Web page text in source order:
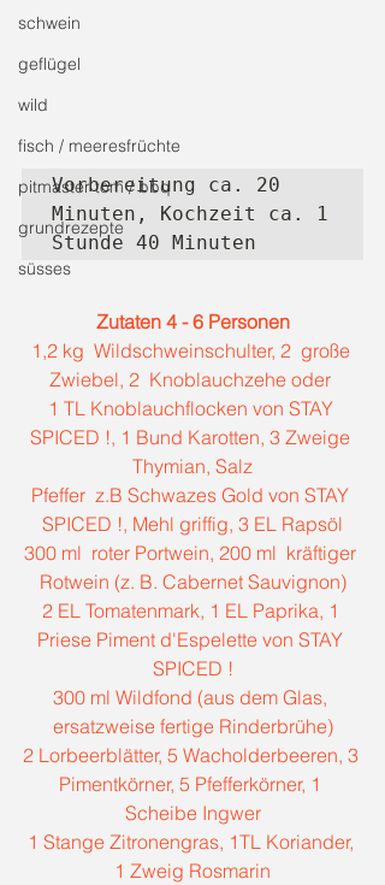
schwein
geflügel
wild
fisch / meeresfrüchte
pitmaster tom / bbq
grundrezepte
süsses
Vorbereitung ca. 20
Minuten, Kochzeit ca. 1
Stunde 40 Minuten
Zutaten 4 - 6 Personen
1,2 kg  Wildschweinschulter, 2  große
Zwiebel, 2  Knoblauchzehe oder
1 TL Knoblauchflocken von STAY
SPICED !, 1 Bund Karotten, 3 Zweige
Thymian, Salz
Pfeffer  z.B Schwazes Gold von STAY
SPICED !, Mehl griffig, 3 EL Rapsöl
300 ml  roter Portwein, 200 ml  kräftiger
Rotwein (z. B. Cabernet Sauvignon)
2 EL Tomatenmark, 1 EL Paprika, 1
Priese Piment d'Espelette von STAY
SPICED !
300 ml Wildfond (aus dem Glas,
ersatzweise fertige Rinderbrühe)
2 Lorbeerblätter, 5 Wacholderbeeren, 3
Pimentkörner, 5 Pfefferkörner, 1
Scheibe Ingwer
1 Stange Zitronengras, 1TL Koriander,
1 Zweig Rosmarin